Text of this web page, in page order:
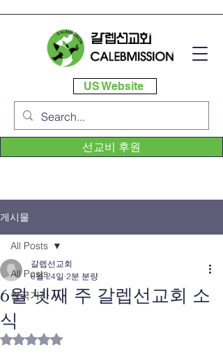
US Website
선교비 후원
게시물
All Posts
한국기사
All Posts
6월 넷째 주 갈렙선교회 소
식
갈렙선교회
6월 24일 2분 분량
별점 5점 중 NaN점을 주었습니다.